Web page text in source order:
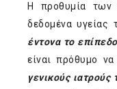
Η προθυμία των
δεδομένα υγείας
έντονα το
είναι πρόθυμο
γενικούς ιατρούς